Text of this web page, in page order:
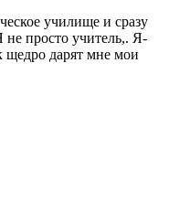
училище и сразу
просто учитель,. Я-
щедро дарят мне мои